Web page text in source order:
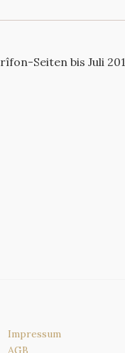
Seiten bis Juli
Impressum
AGB